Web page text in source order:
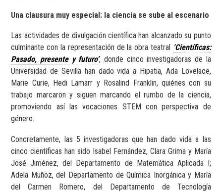
Una clausura muy especial: la ciencia se sube al escenario
Las actividades de divulgación científica han alcanzado su punto
culminante con la representación de la obra teatral ‘Científicas:
Pasado, presente y futuro’, donde cinco investigadoras de la
Universidad de Sevilla han dado vida a Hipatia, Ada Lovelace,
Marie Curie, Hedi Lamarr y Rosalind Franklin, quiénes con su
trabajo marcaron y siguen marcando el rumbo de la ciencia,
promoviendo así las vocaciones STEM con perspectiva de
género.
Concretamente, las 5 investigadoras que han dado vida a las
cinco científicas han sido Isabel Fernández, Clara Grima y María
José Jiménez, del Departamento de Matemática Aplicada I;
Adela Muñoz, del Departamento de Química Inorgánica y María
del Carmen Romero, del Departamento de Tecnología